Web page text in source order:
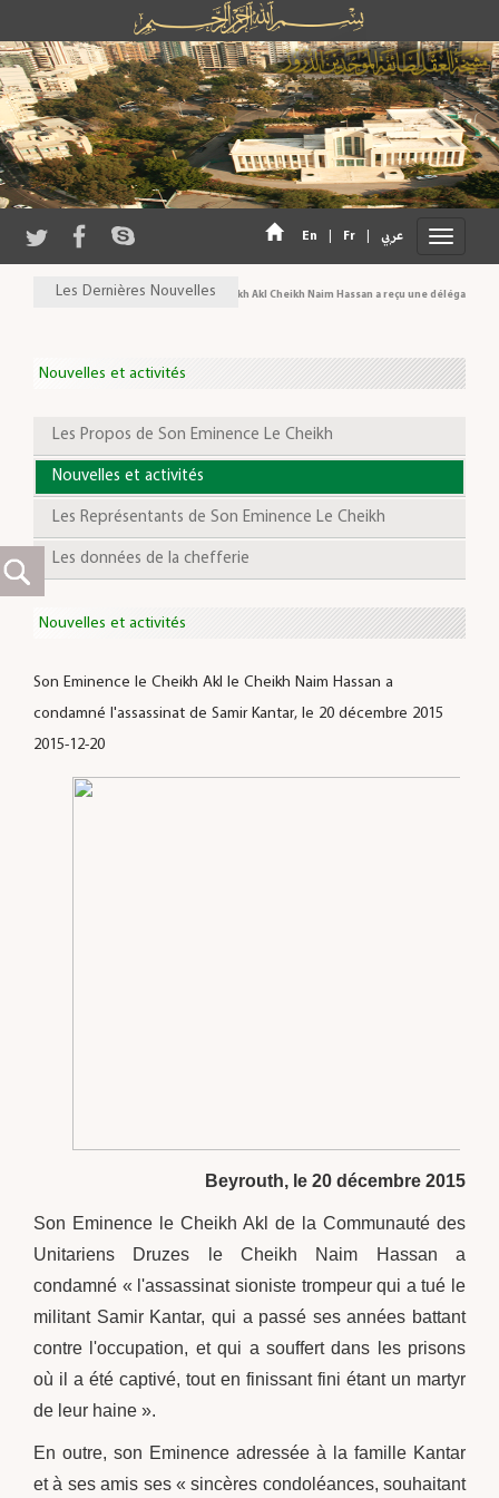
En Fr عربي
Les Dernières Nouvelles
Son Eminence Cheikh Akl Cheikh Naim Hassan a reçu une délégation
Nouvelles et activités
Les Propos de Son Eminence Le Cheikh
Nouvelles et activités
Les Représentants de Son Eminence Le Cheikh
Les données de la chefferie
Nouvelles et activités
Son Eminence le Cheikh Akl le Cheikh Naim Hassan a
condamné l'assassinat de Samir Kantar, le 20 décembre 2015
2015-12-20
Beyrouth, le 20 décembre 2015
Son Eminence le Cheikh Akl de la Communauté des
Unitariens Druzes le Cheikh Naim Hassan a
condamné « l'assassinat sioniste trompeur qui a tué le
militant Samir Kantar, qui a passé ses années battant
contre l'occupation, et qui a souffert dans les prisons
où il a été captivé, tout en finissant fini étant un martyr
de leur haine ».
En outre, son Eminence adressée à la famille Kantar
et à ses amis ses « sincères condoléances, souhaitant